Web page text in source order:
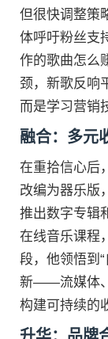
但很快调整策
体呼吁粉丝支
作的歌曲怎么
颈，新歌反响
而是学习营销
融合：多元
在重拾信心后
改编为器乐版
推出数字专辑
在线音乐课程
段，他领悟到
新——流媒体
构建可持续的
升华：品牌